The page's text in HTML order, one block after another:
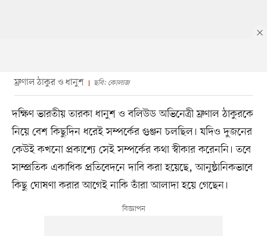
ম্রুণাল ঠাকুর ও ধানুশ ছবি: কোলাজ
দক্ষিণ ভারতীয় তারকা ধানুশ ও বলিউড অভিনেত্রী ম্রুণাল ঠাকুরকে
নিয়ে বেশ কিছুদিন ধরেই সম্পর্কের গুঞ্জন চলছিল। যদিও দুজনের
কেউই কখনো প্রকাশ্যে সেই সম্পর্কের কথা স্বীকার করেননি। তবে
সাম্প্রতিক একাধিক প্রতিবেদনে দাবি করা হয়েছে, আনুষ্ঠানিকভাবে
কিছু ঘোষণা করার আগেই নাকি তাঁরা আলাদা হয়ে গেছেন।